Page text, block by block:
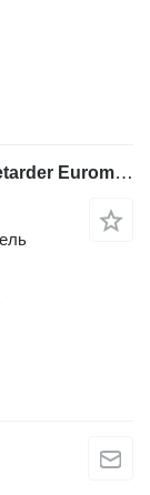
MAN TGS 41.480 TGS 41.480 BB 8x4 Retarder EuromixMTP EM 12 R